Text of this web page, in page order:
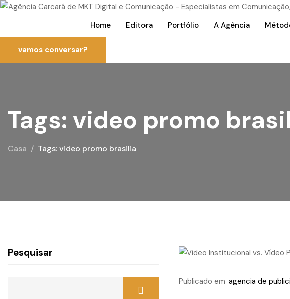
Home Editora Portfólio A Agência
vamos conversar?
Tags: video promo
Casa Tags: video promo brasilia
Publicado em agencia de
Pesquisar